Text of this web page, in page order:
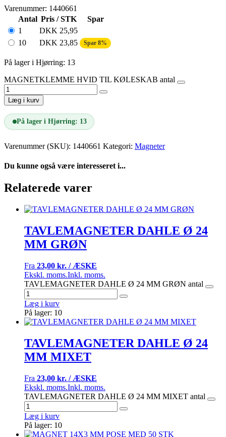
Varenummer: 1440661
Antal Pris / STK
Spar
1
DKK 25,95
10
DKK 23,85 Spar 8%
På lager i Hjørring: 13
MAGNETKLEMME HVID TIL KØLESKAB antal
Læg i kurv
På lager i Hjørring: 13
Varenummer (SKU): 1440661 Kategori: Magneter
Du kunne også være interesseret i...
Relaterede varer
TAVLEMAGNETER DAHLE Ø 24
MM GRØN
Fra 23,00 kr. / ÆSKE
Ekskl. moms.Inkl. moms.
TAVLEMAGNETER DAHLE Ø 24 MM GRØN antal
Læg i kurv
På lager: 10
TAVLEMAGNETER DAHLE Ø 24
MM MIXET
Fra 23,00 kr. / ÆSKE
Ekskl. moms.Inkl. moms.
TAVLEMAGNETER DAHLE Ø 24 MM MIXET antal
Læg i kurv
På lager: 10